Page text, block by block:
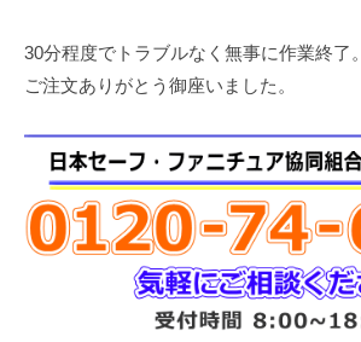
30分程度でトラブルなく無事に作業終了。
ご注文ありがとう御座いました。